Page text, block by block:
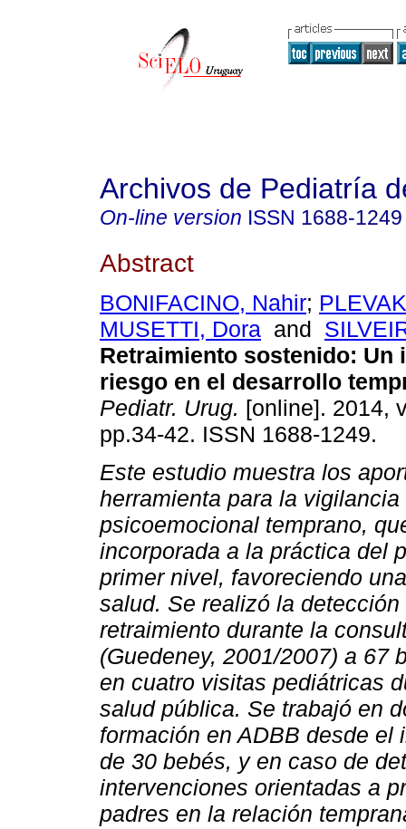
Archivos de Pediatría
On-line version ISSN 1688-1249
Abstract
BONIFACINO, Nahir;
MUSETTI, Dora and
Retraimiento sostenido: Un
riesgo en el desarrollo
Pediatr. Urug. [online]. 2014,
pp.34-42. ISSN 1688-1249.
Este estudio muestra los
herramienta para la
psicoemocional temprano,
incorporada a la práctica del
primer nivel, favoreciendo
salud. Se realizó la
retraimiento durante la
(Guedeney, 2001/2007) a 67
en cuatro visitas pediátricas
salud pública. Se trabajó en
formación en ADBB desde
de 30 bebés, y en caso de
intervenciones orientadas a
padres en la relación